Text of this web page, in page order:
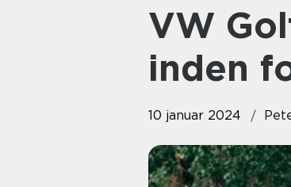
VW Golf 8 – Den Nye Standard
inden
10 januar 2024